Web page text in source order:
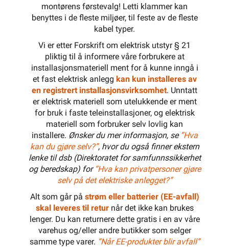
montørens førstevalg! Letti klammer kan
benyttes i de fleste miljøer, til feste av de fleste
kabel typer.
Vi er etter Forskrift om elektrisk utstyr § 21
pliktig til å informere våre forbrukere at
installasjonsmateriell ment for å kunne inngå i
et fast elektrisk anlegg kan kun installeres av
en registrert installasjonsvirksomhet. Unntatt
er elektrisk materiell som utelukkende er ment
for bruk i faste teleinstallasjoner, og elektrisk
materiell som forbruker selv lovlig kan
installere. Ønsker du mer informasjon, se ”Hva
kan du gjøre selv?”, hvor du også finner ekstern
lenke til dsb (Direktoratet for samfunnssikkerhet
og beredskap) for “Hva kan privatpersoner gjøre
selv på det elektriske anlegget?”
Alt som går på strøm eller batterier (EE-avfall)
skal leveres til returnår det ikke kan brukes
lenger. Du kan returnere dette gratis i en av våre
varehus og/eller andre butikker som selger
samme type varer. “Når EE-produkter blir avfall”